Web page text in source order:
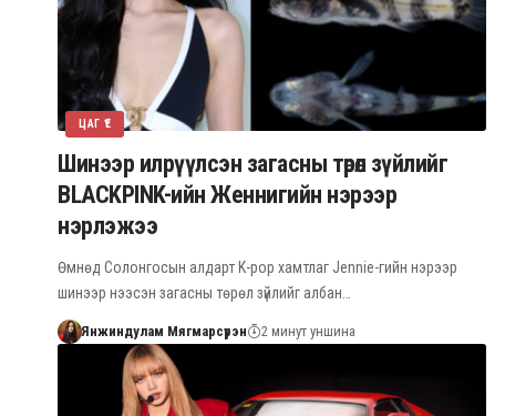
ЦАГ ҮЕ
Шинээр илрүүлсэн загасны төрөл зүйлийг
BLACKPINK-ийн Женнигийн нэрээр
нэрлэжээ
Өмнөд Солонгосын алдарт K-pop хамтлаг Jennie-гийн нэрээр
шинээр нээсэн загасны төрөл зүйлийг албан…
Янжиндулам Мягмарсүрэн 2 минут уншина